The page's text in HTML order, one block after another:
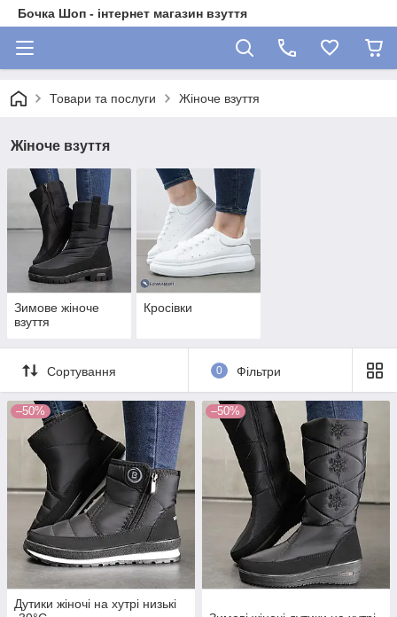
Бочка Шоп - інтернет магазин взуття
Товари та послуги Жіноче взуття
Жіноче взуття
Зимове жіноче
взуття
Кросівки
Сортування 0 Фільтри
–50%
Дутики жіночі на хутрі низькі
–50%